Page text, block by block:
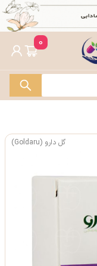
0
گل دارو (Goldaru)